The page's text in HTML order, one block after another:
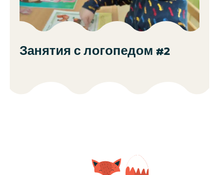
Занятия с логопедом #2